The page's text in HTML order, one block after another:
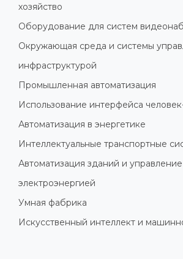
хозяйство
Оборудование для систем
Окружающая среда и системы
инфраструктурой
Промышленная автоматизация
Использование интерфейса
Автоматизация в энергетике
Интеллектуальные транспортные
Автоматизация зданий и управление
электроэнергией
Умная фабрика
Искусственный интеллект и